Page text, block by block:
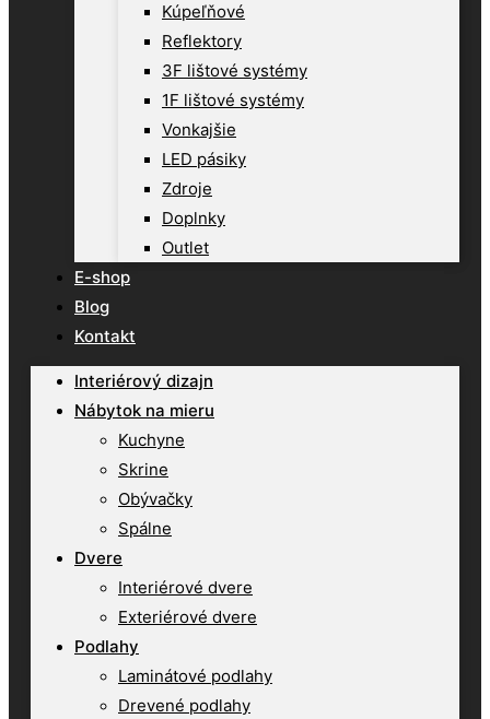
Kúpeľňové
Reflektory
3F lištové systémy
1F lištové systémy
Vonkajšie
LED pásiky
Zdroje
Doplnky
Outlet
E-shop
Blog
Kontakt
Interiérový dizajn
Nábytok na mieru
Kuchyne
Skrine
Obývačky
Spálne
Dvere
Interiérové dvere
Exteriérové dvere
Podlahy
Laminátové podlahy
Drevené podlahy